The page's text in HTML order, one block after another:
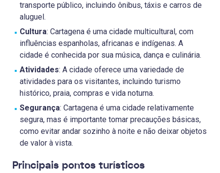
transporte público, incluindo ônibus, táxis e carros de
aluguel.
Cultura: Cartagena é uma cidade multicultural, com
influências espanholas, africanas e indígenas. A
cidade é conhecida por sua música, dança e culinária.
Atividades: A cidade oferece uma variedade de
atividades para os visitantes, incluindo turismo
histórico, praia, compras e vida noturna.
Segurança: Cartagena é uma cidade relativamente
segura, mas é importante tomar precauções básicas,
como evitar andar sozinho à noite e não deixar objetos
de valor à vista.
Principais pontos turísticos